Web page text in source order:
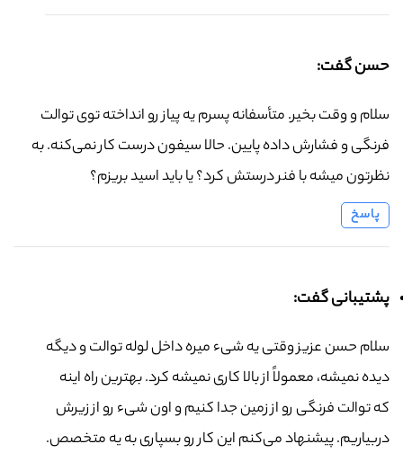
حسن گفت:
سلام و وقت بخیر. متأسفانه پسرم یه پیاز رو انداخته توی توالت
فرنگی و فشارش داده پایین. حالا سیفون درست کار نمی‌کنه. به
نظرتون میشه با فنر درستش کرد؟ یا باید اسید بریزم؟
پاسخ
پشتیبانی گفت:
سلام حسن عزیز وقتی یه شیء میره داخل لوله توالت و دیگه
دیده نمیشه، معمولاً از بالا کاری نمیشه کرد. بهترین راه اینه
که توالت فرنگی رو از زمین جدا کنیم و اون شیء رو از زیرش
دربیاریم. پیشنهاد می‌کنم این کار رو بسپاری به یه متخصص.